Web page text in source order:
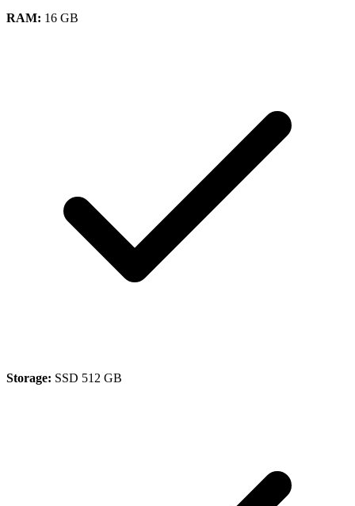
RAM: 16 GB
Storage: SSD 512 GB